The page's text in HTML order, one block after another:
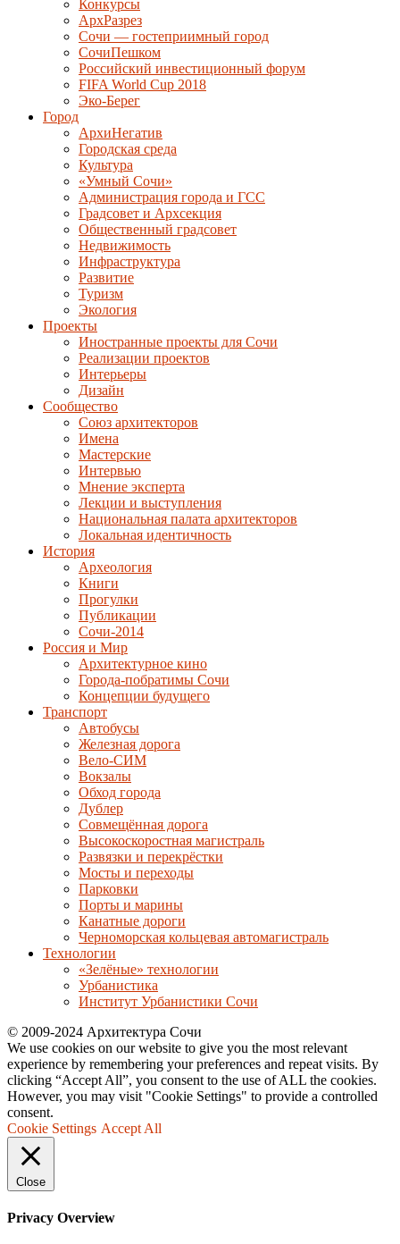
Конкурсы
АрхРазрез
Сочи — гостеприимный город
СочиПешком
Российский инвестиционный форум
FIFA World Cup 2018
Эко-Берег
Город
АрхиНегатив
Городская среда
Культура
«Умный Сочи»
Администрация города и ГСС
Градсовет и Архсекция
Общественный градсовет
Недвижимость
Инфраструктура
Развитие
Туризм
Экология
Проекты
Иностранные проекты для Сочи
Реализации проектов
Интерьеры
Дизайн
Сообщество
Союз архитекторов
Имена
Мастерские
Интервью
Мнение эксперта
Лекции и выступления
Национальная палата архитекторов
Локальная идентичность
История
Археология
Книги
Прогулки
Публикации
Сочи-2014
Россия и Мир
Архитектурное кино
Города-побратимы Сочи
Концепции будущего
Транспорт
Автобусы
Железная дорога
Вело-СИМ
Вокзалы
Обход города
Дублер
Совмещённая дорога
Высокоскоростная магистраль
Развязки и перекрёстки
Мосты и переходы
Парковки
Порты и марины
Канатные дороги
Черноморская кольцевая автомагистраль
Технологии
«Зелёные» технологии
Урбанистика
Институт Урбанистики Сочи
© 2009-2024 Архитектура Сочи
We use cookies on our website to give you the most relevant
experience by remembering your preferences and repeat visits. By
clicking “Accept All”, you consent to the use of ALL the cookies.
However, you may visit "Cookie Settings" to provide a controlled
consent.
Cookie Settings Accept All
Close
Privacy Overview